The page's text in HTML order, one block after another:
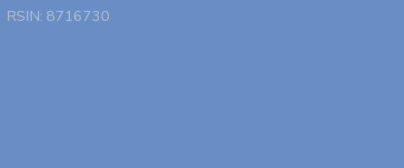
RSIN: 8716730